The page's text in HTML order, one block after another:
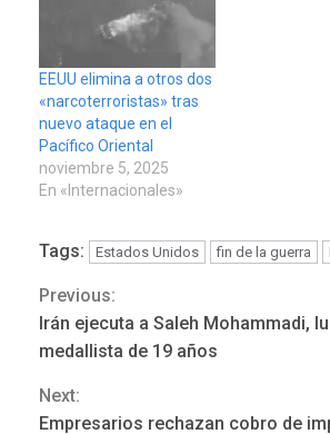
EEUU elimina a otros dos
«narcoterroristas» tras
nuevo ataque en el
Pacífico Oriental
noviembre 5, 2025
En «Internacionales»
Tags: Estados Unidos fin de la guerra
Continue
Reading
Previous:
Irán ejecuta a Saleh Mohammadi,
medallista de 19 años
Next:
Empresarios rechazan cobro de
REGIONALES